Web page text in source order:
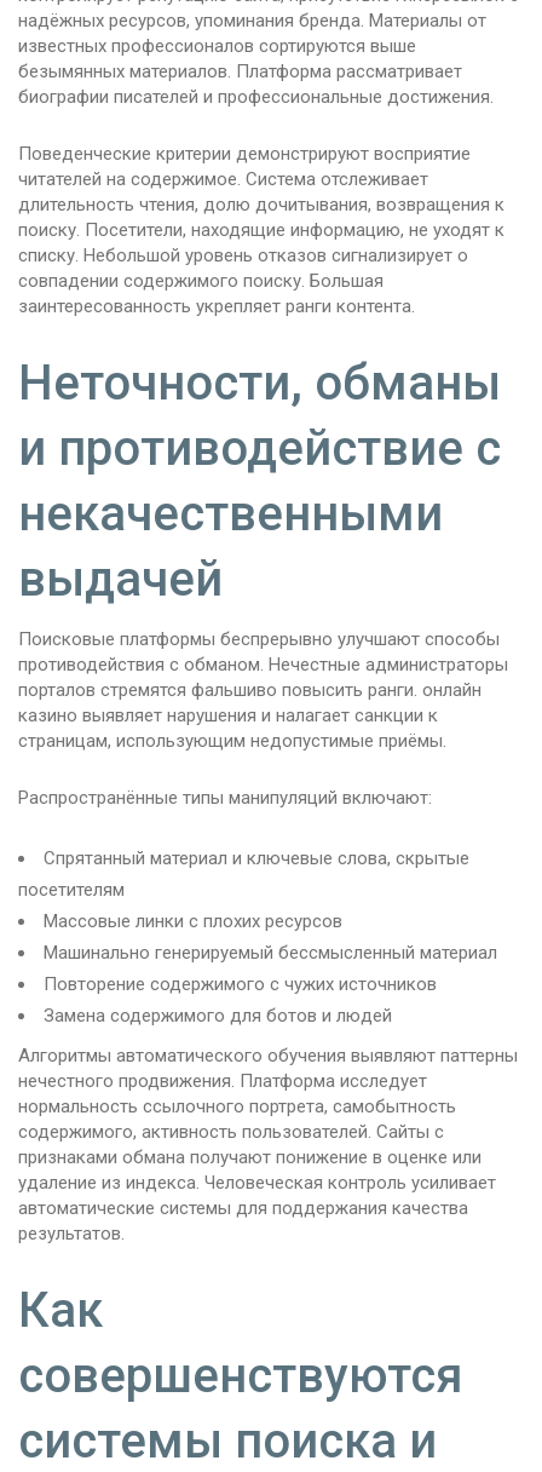
надёжных ресурсов, упоминания бренда. Материалы от
известных профессионалов сортируются выше
безымянных материалов. Платформа рассматривает
биографии писателей и профессиональные достижения.
Поведенческие критерии демонстрируют восприятие
читателей на содержимое. Система отслеживает
длительность чтения, долю дочитывания, возвращения к
поиску. Посетители, находящие информацию, не уходят к
списку. Небольшой уровень отказов сигнализирует о
совпадении содержимого поиску. Большая
заинтересованность укрепляет ранги контента.
Неточности, обманы
и противодействие с
некачественными
выдачей
Поисковые платформы беспрерывно улучшают способы
противодействия с обманом. Нечестные администраторы
порталов стремятся фальшиво повысить ранги. онлайн
казино выявляет нарушения и налагает санкции к
страницам, использующим недопустимые приёмы.
Распространённые типы манипуляций включают:
Спрятанный материал и ключевые слова, скрытые
посетителям
Массовые линки с плохих ресурсов
Машинально генерируемый бессмысленный материал
Повторение содержимого с чужих источников
Замена содержимого для ботов и людей
Алгоритмы автоматического обучения выявляют паттерны
нечестного продвижения. Платформа исследует
нормальность ссылочного портрета, самобытность
содержимого, активность пользователей. Сайты с
признаками обмана получают понижение в оценке или
удаление из индекса. Человеческая контроль усиливает
автоматические системы для поддержания качества
результатов.
Как
совершенствуются
системы поиска и